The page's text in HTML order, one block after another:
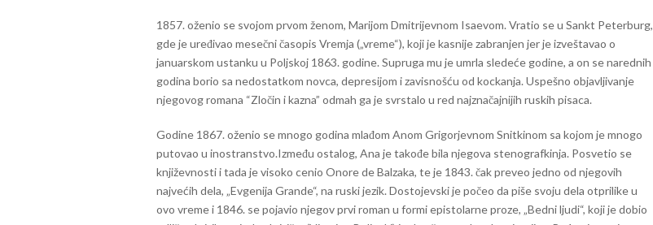
1857. oženio se svojom prvom ženom, Marijom Dmitrijevnom Isaevom. Vratio se u Sankt Peterburg,
gde je uređivao mesečni časopis Vremja („vreme“), koji je kasnije zabranjen jer je izveštavao o
januarskom ustanku u Poljskoj 1863. godine. Supruga mu je umrla sledeće godine, a on se narednih
godina borio sa nedostatkom novca, depresijom i zavisnošću od kockanja. Uspešno objavljivanje
njegovog romana “Zločin i kazna” odmah ga je svrstalo u red najznačajnijih ruskih pisaca.
Godine 1867. oženio se mnogo godina mlađom Anom Grigorjevnom Snitkinom sa kojom je mnogo
putovao u inostranstvo.Između ostalog, Ana je takođe bila njegova stenografkinja. Posvetio se
književnosti i tada je visoko cenio Onore de Balzaka, te je 1843. čak preveo jedno od njegovih
najvećih dela, „Evgenija Grande“, na ruski jezik. Dostojevski je počeo da piše svoju dela otprilike u
ovo vreme i 1846. se pojavio njegov prvi roman u formi epistolarne proze, „Bedni ljudi“, koji je dobio